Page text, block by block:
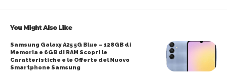
You Might Also Like
Samsung Galaxy A25 5G Blue – 128GB di
Memoria e 6GB di RAM Scopri le
Caratteristiche e le Offerte del Nuovo
Smartphone Samsung